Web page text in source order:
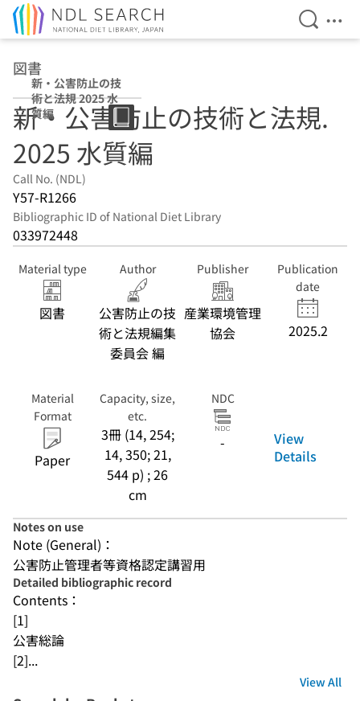
Open
図書
新・公害防止の技
術と法規 2025 水
質編
新・公害防止の技術と法規.
2025 水質編
Call No. (NDL)
Y57-R1266
Bibliographic ID of National Diet Library
033972448
Material type
図書
Author
公害防止の技
術と法規編集
委員会 編
Publisher
産業環境管理
協会
Publication
date
2025.2
Material
Format
Paper
Capacity, size,
etc.
3冊 (14, 254;
14, 350; 21,
544 p) ; 26
cm
NDC
-
View
Details
Notes on use
Note (General)：
公害防止管理者等資格認定講習用
Detailed bibliographic record
Contents：
[1]
公害総論
[2]...
View All